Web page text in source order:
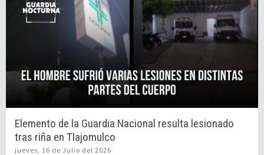
Elemento de la Guardia Nacional resulta lesionado
tras riña en Tlajomulco
jueves, 16 de Julio del 2026